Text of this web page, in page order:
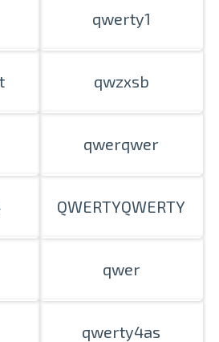
1h laikā Rīgā – pasūtiet
formāti un papīra veidi
Piegāde visā Latvijā vai
qwerty1
qwzxsb
qwerqwer
QWERTYQWERTY
qwer
qwerty4as